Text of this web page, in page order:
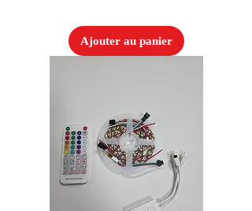
Ajouter au panier